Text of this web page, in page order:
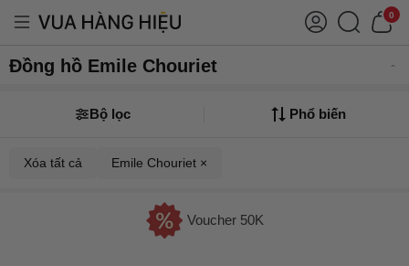
0
Đồng hồ Emile Chouriet
Bộ lọc Phổ biến
Xóa tất cả Emile Chouriet ×
Voucher 50K